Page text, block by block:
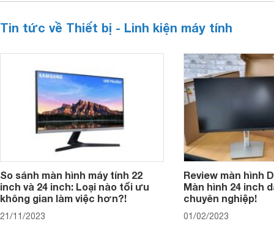
Tin tức về Thiết bị - Linh kiện máy tính
So sánh màn hình máy tính 22
inch và 24 inch: Loại nào tối ưu
không gian làm việc hơn?!
21/11/2023
Review màn hình
Màn hình 24 inch
chuyên nghiệp!
01/02/2023